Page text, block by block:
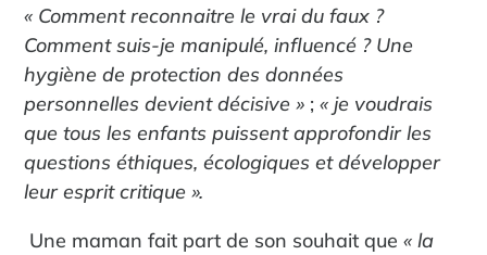
« Comment reconnaitre le vrai du faux ?
Comment suis-je manipulé, influencé ? Une
hygiène de protection des données
personnelles devient décisive » ;« je voudrais
que tous les enfants puissent approfondir les
questions éthiques, écologiques et développer
leur esprit critique ».
Une maman fait part de son souhait que « la